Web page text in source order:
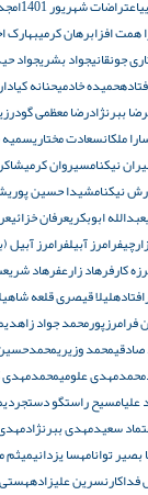
اعتراضات شهریور 1401
همت افزابرهان کرمیبهارک
جونقانیجواد بشریجواد
حمیده خادمیحنانه کیا
رضا ببرنژادرضا معظمی گودرزی
ملکانسعادت مختاریسمیه
نیکنامسیروان کرمی
نیکنامشیدا حسین‌ پوری
عبدالله ابوبکریعرفان خزائی
فرامرز آبیلفرامرز آبیل
کارفرهاد زارعفرهاد
لیلا قیصری قلعه شاهی
فرامرزپورمحمد جواد زاهدی
محمد وزیری
محمدمهدی علومیمحمدمهدی
مسیح راستگو دستجردی
سعیدمهدی ببرنژاد
توانامهسا یزدانیمیثم
نسرین علیزادههستی